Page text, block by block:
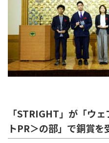
「STRIGHT」が「ウ
トPR＞の部」で銅賞を